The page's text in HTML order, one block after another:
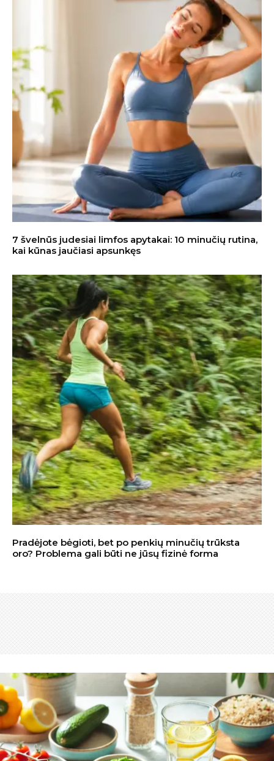
7 švelnūs judesiai limfos apytakai: 10 minučių rutina,
kai kūnas jaučiasi apsunkęs
Pradėjote bėgioti, bet po penkių minučių trūksta
oro? Problema gali būti ne jūsų fizinė forma